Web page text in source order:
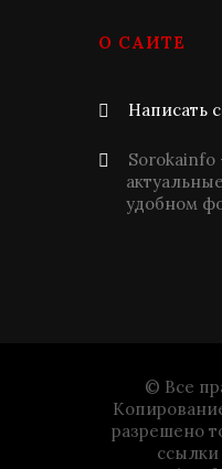
О САЙТЕ
Написать
Sorokainfo
удобном
© Все
разрешено